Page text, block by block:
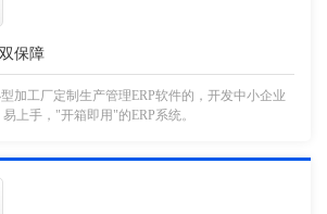
保障
加工厂定制生产管理ERP软件的，开发中小企业
上手，"开箱即用"的ERP系统。